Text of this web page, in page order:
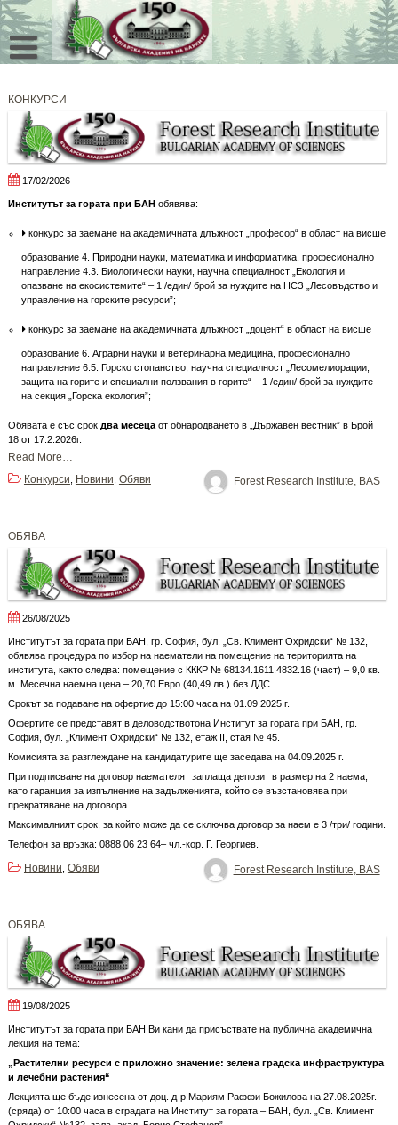
Skip
to
content
КОНКУРСИ
17/02/2026
Институтът за гората при БАН обявява:
конкурс за заемане на академичната длъжност „професор“ в област на висше
образование 4. Природни науки, математика и информатика, професионално
направление 4.3. Биологически науки, научна специалност „Екология и
опазване на екосистемите“ – 1 /един/ брой за нуждите на НСЗ „Лесовъдство и
управление на горските ресурси”;
конкурс за заемане на академичната длъжност „доцент“ в област на висше
образование 6. Аграрни науки и ветеринарна медицина, професионално
направление 6.5. Горско стопанство, научна специалност „Лесомелиорации,
защита на горите и специални ползвания в горите“ – 1 /един/ брой за нуждите
на секция „Горска екология”;
Обявата е със срок два месецаот обнародването в „Държавен вестник” в Брой
18 от 17.2.2026г.
Read More…
Forest Research Institute, BAS
Конкурси, Новини, Обяви
OБЯВА
26/08/2025
Институтът за гората при БАН, гр. София, бул. „Св. Климент Охридски“ № 132,
обявява процедура по избор на наематели на помещение на територията на
института, както следва: помещение с КККР № 68134.1611.4832.16 (част) – 9,0 кв.
м. Месечна наемна цена – 20,70 Евро (40,49 лв.) без ДДС.
Срокът за подаване на офертие до 15:00 часа на 01.09.2025 г.
Офертите се представят в деловодствотона Институт за гората при БАН, гр.
София, бул. „Климент Охридски“ № 132, етаж II, стая № 45.
Комисията за разглеждане на кандидатурите ще заседава на 04.09.2025 г.
При подписване на договор наемателят заплаща депозит в размер на 2 наема,
като гаранция за изпълнение на задълженията, който се възстановява при
прекратяване на договора.
Максималният срок, за който може да се сключва договор за наем е 3 /три/ години.
Телефон за връзка: 0888 06 23 64– чл.-кор. Г. Георгиев.
Forest Research Institute, BAS
Новини Обяви
ОБЯВА
19/08/2025
Институтът за гората при БАН Ви кани да присъствате на публична академична
лекция на тема:
„Растителни ресурси с приложно значение: зелена градска инфраструктура
и лечебни растения“
Лекцията ще бъде изнесена от доц. д-р Мариям Раффи Божилова на 27.08.2025г.
(сряда) от 10:00 часа в сградата на Институт за гората – БАН, бул. „Св. Климент